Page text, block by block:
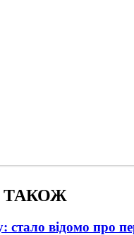
ТАКОЖ
стало відомо про